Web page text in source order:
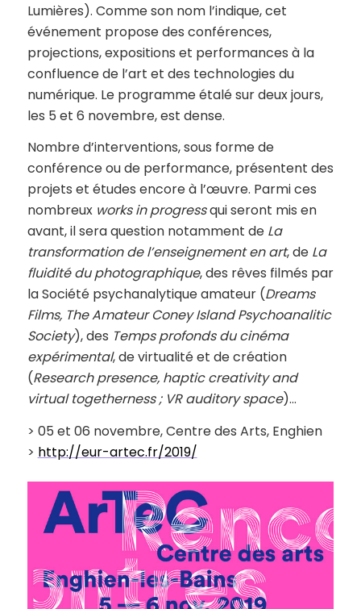
Lumières). Comme son nom l’indique, cet
événement propose des conférences,
projections, expositions et performances à la
confluence de l’art et des technologies du
numérique. Le programme étalé sur deux jours,
les 5 et 6 novembre, est dense.
Nombre d’interventions, sous forme de
conférence ou de performance, présentent des
projets et études encore à l’œuvre. Parmi ces
nombreux works in progressqui seront mis en
avant, il sera question notamment de La
transformation de l’enseignement en art, de La
fluidité du photographique, des rêves filmés par
la Société psychanalytique amateur (Dreams
Films, The Amateur Coney Island Psychoanalitic
Society), des Temps profonds du cinéma
expérimental, de virtualité et de création
(Research presence, haptic creativity and
virtual togetherness ; VR auditory space)…
> 05 et 06 novembre, Centre des Arts, Enghien
> http://eur-artec.fr/2019/